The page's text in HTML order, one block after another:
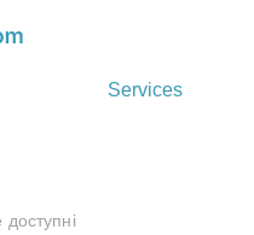
Services